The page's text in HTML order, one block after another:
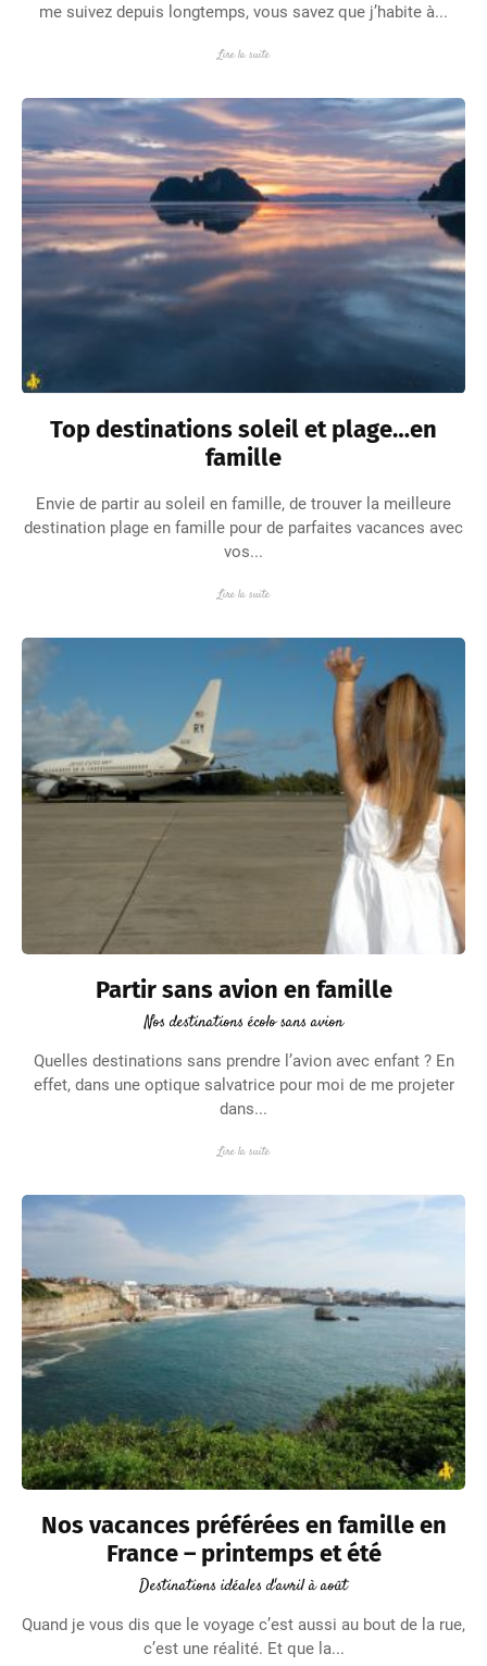
me suivez depuis longtemps, vous savez que j’habite à...
Lire la suite
Top destinations soleil et plage…en
famille
Envie de partir au soleil en famille, de trouver la meilleure
destination plage en famille pour de parfaites vacances avec
vos...
Lire la suite
Partir sans avion en famille
Nos destinations écolo sans avion
Quelles destinations sans prendre l’avion avec enfant ? En
effet, dans une optique salvatrice pour moi de me projeter
dans...
Lire la suite
Nos vacances préférées en famille en
France – printemps et été
Destinations idéales d'avril à août
Quand je vous dis que le voyage c’est aussi au bout de la rue,
c’est une réalité. Et que la...